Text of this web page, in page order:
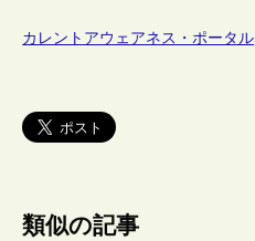
カレントアウェアネス・ポータル
類似の記事